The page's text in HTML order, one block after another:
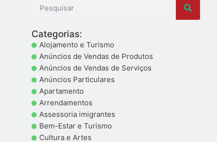
Categorias:
Alojamento e Turismo
Anúncios de Vendas de Produtos
Anúncios de Vendas de Serviços
Anúncios Particulares
Apartamento
Arrendamentos
Assessoria imigrantes
Bem-Estar e Turismo
Cultura e Artes